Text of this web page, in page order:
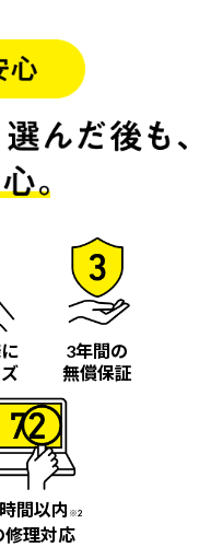
3年間の
無償保証
間以内 ※2
修理対応